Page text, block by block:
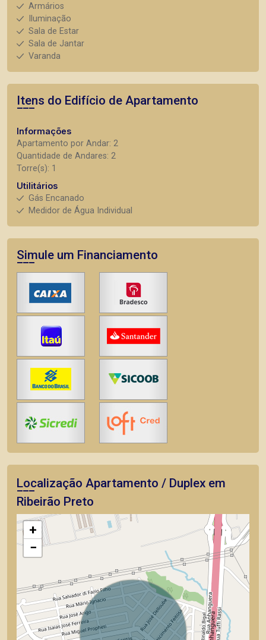
Armários
Iluminação
Sala de Estar
Sala de Jantar
Varanda
Itens do Edifício de Apartamento
Informações
Apartamento por Andar: 2
Quantidade de Andares: 2
Torre(s): 1
Utilitários
Gás Encanado
Medidor de Água Individual
Simule um Financiamento
Localização Apartamento / Duplex em
Ribeirão Preto
+
−